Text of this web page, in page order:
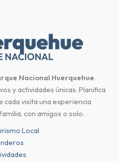
Nacional Huerquehue.
y actividades únicas. Planifica
cada visita una experiencia
con amigos o solo.
Local